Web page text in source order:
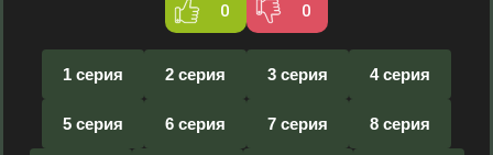
0 0
1 серия 2 серия 3 серия 4 серия
5 серия 6 серия 7 серия 8 серия